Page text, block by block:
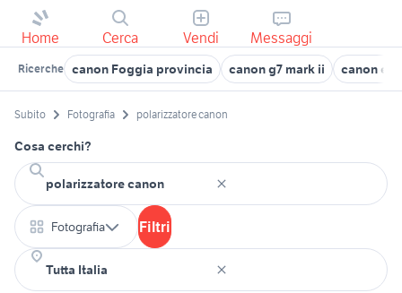
Home Cerca Vendi Messaggi
Ricerche canon Foggia provincia canon g7 mark ii canon ef
Subito Fotografia polarizzatore canon
Cosa cerchi?
Fotografia Filtri